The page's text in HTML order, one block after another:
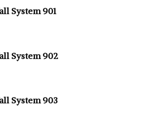
System 901
System 902
System 903